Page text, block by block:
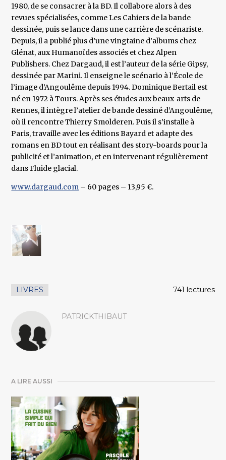
1980, de se consacrer à la BD. Il collabore alors à des
revues spécialisées, comme Les Cahiers de la bande
dessinée, puis se lance dans une carrière de scénariste.
Depuis, il a publié plus d’une vingtaine d’albums chez
Glénat, aux Humanoïdes associés et chez Alpen
Publishers. Chez Dargaud, il est l’auteur de la série Gipsy,
dessinée par Marini. Il enseigne le scénario à l’École de
l’image d’Angoulême depuis 1994. Dominique Bertail est
né en 1972 à Tours. Après ses études aux beaux-arts de
Rennes, il intègre l’atelier de bande dessiné d’Angoulême,
où il rencontre Thierry Smolderen. Puis il s’installe à
Paris, travaille avec les éditions Bayard et adapte des
romans en BD tout en réalisant des story-boards pour la
publicité et l’animation, et en intervenant régulièrement
dans Fluide glacial.
www.dargaud.com – 60 pages – 13,95 €.
LIVRES 741 lectures
PATRICKTHIBAUT
A LIRE AUSSI